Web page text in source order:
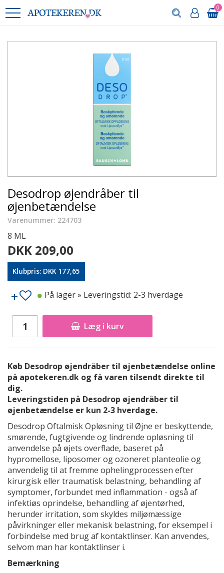
0
Desodrop øjendråber til
øjenbetændelse
Varenummer: 224703
8 ML
DKK 209,00
Klubpris: DKK 177,65
Læg i kurv
På lager» Leveringstid: 2-3 hverdage
Køb Desodrop øjendråber til øjenbetændelse online
på apotekeren.dk og få varen tilsendt direkte til
dig.
Leveringstiden på Desodrop øjendråber til
øjenbetændelse er kun 2-3 hverdage.
Desodrop Oftalmisk Opløsning til Øjne er beskyttende,
smørende, fugtgivende og lindrende opløsning til
anvendelse på øjets overflade, baseret på
hypromellose, liposomer og ozoneret planteolie og
anvendelig til at fremme ophelingprocessen efter
kirurgisk eller traumatisk belastning, behandling af
symptomer, forbundet med inflammation - også af
infektiøs oprindelse, behandling af øjentørhed,
herunder irritation, som skyldes miljømæssige
påvirkninger eller mekanisk belastning, for eksempel i
forbindelse med brug af kontaktlinser. Kan anvendes,
selvom man har kontaktlinser i.
Bemærkning